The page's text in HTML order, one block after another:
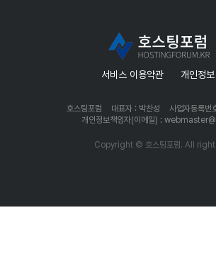
서비스 이용약관 개인정
호스팅포럼 대표자 : 박찬성
사업자등록
개인정보책임자(이메일) :
Copyright © 호스팅포럼. All